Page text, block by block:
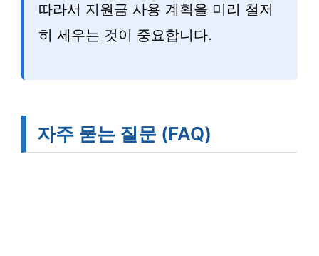
따라서 지원금 사용 계획을 미리 철저
히 세우는 것이 중요합니다.
자주 묻는 질문 (FAQ)